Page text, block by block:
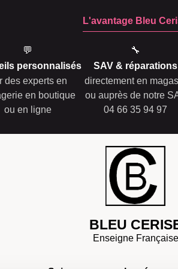
L'avantage Bleu
💬
personnalisés
des experts en
en boutique
ou en ligne
🔧
SAV & réparations
directement en
ou auprès de notre
04 66 35 94 97
BLEU
Enseigne Française